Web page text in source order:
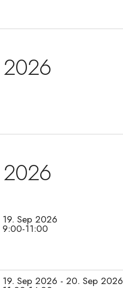
19. Sep 2026
9:00-11:00
19. Sep 2026 - 20. Sep 2026